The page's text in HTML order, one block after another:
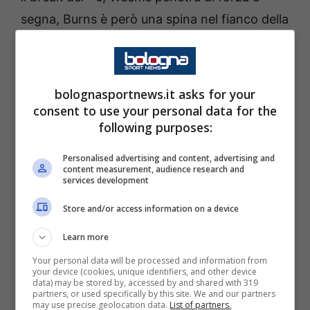
segna, Burns è però una spina nel fianco della
dall’arco, 2/2 di Petrucelli, Teodosic cerca di
in di Petrucelli manda la Virtus Boologna a
-10, sirena e squadre negli spogliatoi sul
punteggio di 30 a 40 Brescia. Brescia parte di
nuovo forte e allunga a +15 il proprio
vantaggio, Teodosic ed Hackett provano a
costruire la rimonta prima che Cournooh trovi
altri tre punti dall’arco, risponde ancora
Teodosic dalla lunetta (2/2) ma l’ex Cournooh
punisce ancora la difesa virtussina segnando
il +14 che obbliga la panchina virtussina a
bolognasportnews.it asks for your
consent to use your personal data for the
following purposes:
Personalised advertising and content, advertising and
content measurement, audience research and
services development
Store and/or access information on a device
Learn more
Your personal data will be processed and information from
your device (cookies, unique identifiers, and other device
data) may be stored by, accessed by and shared with 319
partners, or used specifically by this site. We and our partners
may use precise geolocation data. List of partners.